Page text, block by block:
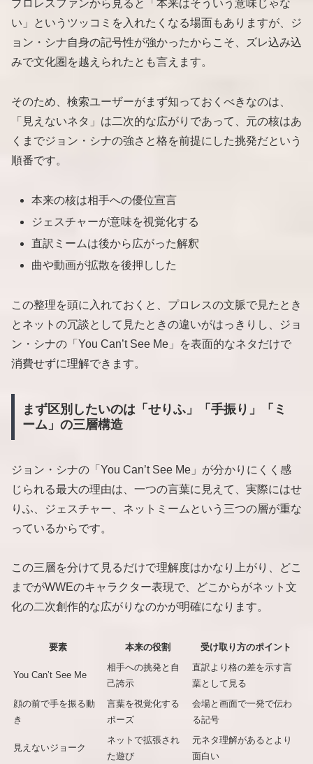
プロレスファンから見ると「本来はそういう意味じゃな
い」というツッコミを入れたくなる場面もありますが、ジ
ョン・シナ自身の記号性が強かったからこそ、ズレ込み込
みで文化圏を越えられたとも言えます。
そのため、検索ユーザーがまず知っておくべきなのは、
「見えないネタ」は二次的な広がりであって、元の核はあ
くまでジョン・シナの強さと格を前提にした挑発だという
順番です。
本来の核は相手への優位宣言
ジェスチャーが意味を視覚化する
直訳ミームは後から広がった解釈
曲や動画が拡散を後押しした
この整理を頭に入れておくと、プロレスの文脈で見たとき
とネットの冗談として見たときの違いがはっきりし、ジョ
ン・シナの「You Can’t See Me」を表面的なネタだけで
消費せずに理解できます。
まず区別したいのは「せりふ」「手振り」「ミ
ーム」の三層構造
ジョン・シナの「You Can’t See Me」が分かりにくく感
じられる最大の理由は、一つの言葉に見えて、実際にはせ
りふ、ジェスチャー、ネットミームという三つの層が重な
っているからです。
この三層を分けて見るだけで理解度はかなり上がり、どこ
までがWWEのキャラクター表現で、どこからがネット文
化の二次創作的な広がりなのかが明確になります。
要素 本来の役割 受け取り方のポイント
You Can’t See Me
相手への挑発と自
己誇示
直訳より格の差を示す言
葉として見る
顔の前で手を振る動
き
言葉を視覚化する
ポーズ
会場と画面で一発で伝わ
る記号
見えないジョーク
ネットで拡張され
た遊び
元ネタ理解があるとより
面白い